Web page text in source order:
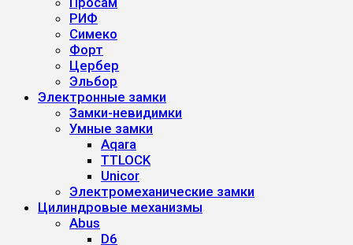
РИФ
Симеко
Форт
Цербер
Эльбор
Электронные замки
Замки-невидимки
Умные замки
Aqara
TTLOCK
Unicor
Электромеханические замки
Цилиндровые механизмы
Abus
D6